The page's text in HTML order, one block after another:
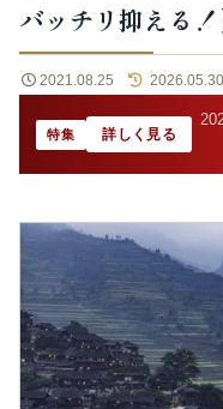
バッチリ抑える！
2021.08.25 2026.05.30
特集 詳しく見る